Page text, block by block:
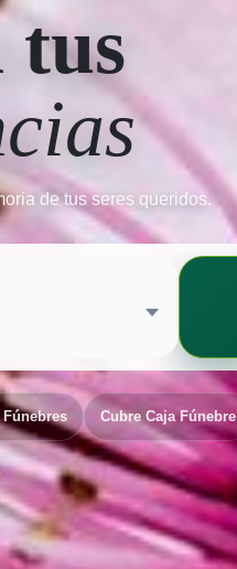
tus
de tus seres queridos.
Cubre Caja Fúnebre